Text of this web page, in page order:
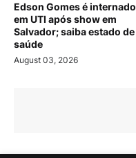
Edson Gomes é internado
em UTI após show em
Salvador; saiba estado de
saúde
August 03, 2026